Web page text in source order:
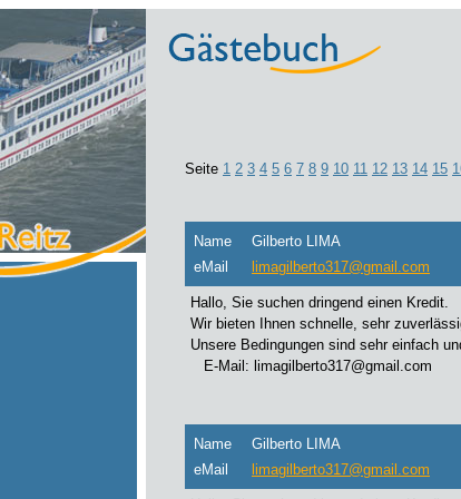
Seite 1 2 3 4 5 6 7 8 9 10 11 12 13 14 15
Name
Gilberto LIMA
eMail
limagilberto317@gmail.com
Hallo, Sie suchen dringend einen Kredit.
Wir bieten Ihnen schnelle, sehr
Unsere Bedingungen sind sehr einfach
E-Mail: limagilberto317@gmail.com
Name
Gilberto LIMA
eMail
limagilberto317@gmail.com